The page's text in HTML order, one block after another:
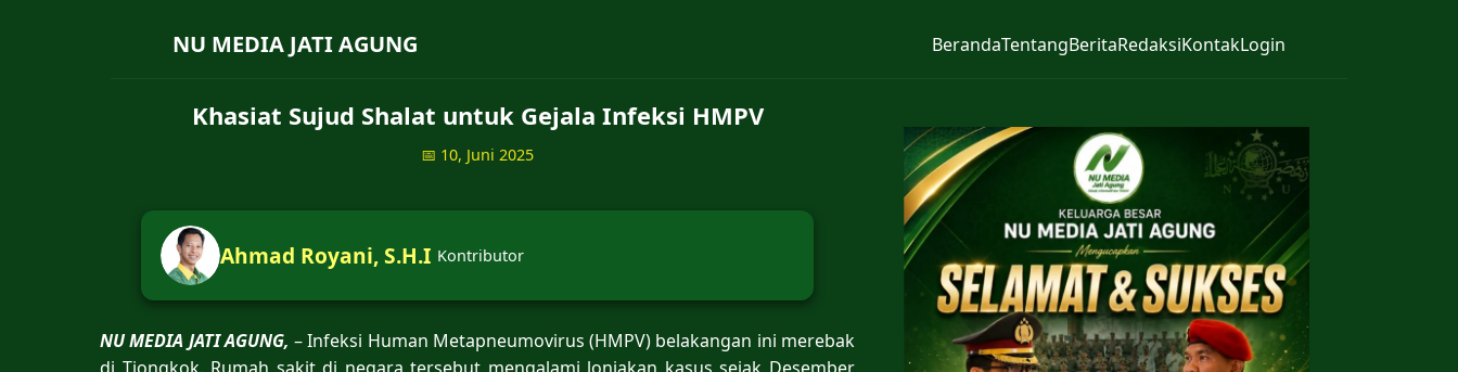
NU MEDIA JATI AGUNG BerandaTentangBeritaRedaksiKontakLogin
Khasiat Sujud Shalat untuk Gejala Infeksi HMPV
📅 10, Juni 2025
Ahmad Royani, S.H.I Kontributor
NU MEDIA JATI AGUNG, – Infeksi Human Metapneumovirus (HMPV) belakangan ini merebak